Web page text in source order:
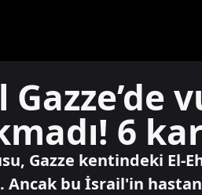
6
Gazze kentindeki El-
Ancak bu İsrail'in